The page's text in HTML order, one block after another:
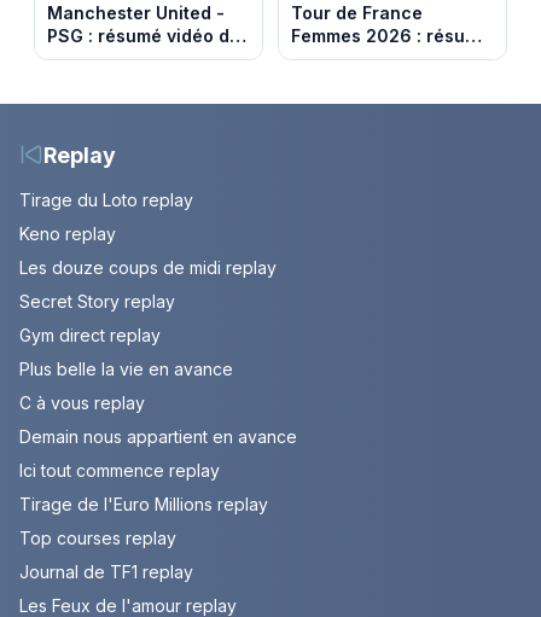
Manchester United -
PSG : résumé vidéo du
match amical du 8 août
Tour de France
Femmes 2026 : résumé
vidéo de la 9e étape
Replay
Tirage du Loto replay
Keno replay
Les douze coups de midi replay
Secret Story replay
Gym direct replay
Plus belle la vie en avance
C à vous replay
Demain nous appartient en avance
Ici tout commence replay
Tirage de l'Euro Millions replay
Top courses replay
Journal de TF1 replay
Les Feux de l'amour replay